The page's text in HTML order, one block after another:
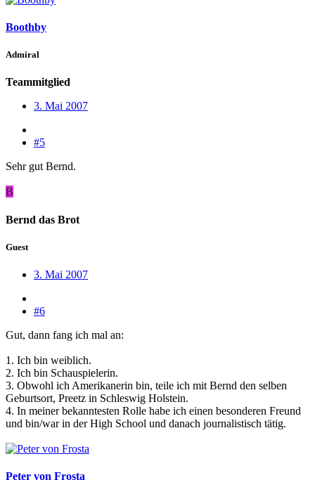
Boothby
Admiral
Teammitglied
3. Mai 2007
#5
Sehr gut Bernd.
B
Bernd das Brot
Guest
3. Mai 2007
#6
Gut, dann fang ich mal an:
1. Ich bin weiblich.
2. Ich bin Schauspielerin.
3. Obwohl ich Amerikanerin bin, teile ich mit Bernd den selben
Geburtsort, Preetz in Schleswig Holstein.
4. In meiner bekanntesten Rolle habe ich einen besonderen Freund
und bin/war in der High School und danach journalistisch tätig.
Peter von Frosta